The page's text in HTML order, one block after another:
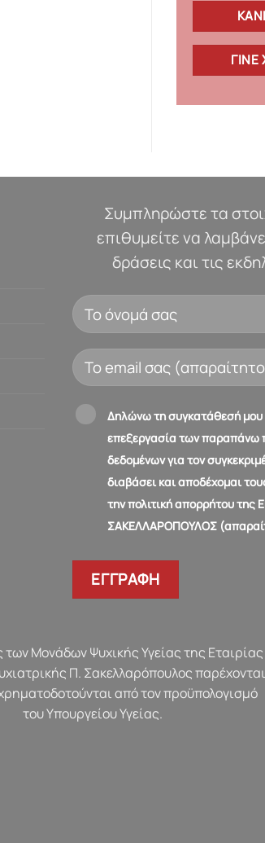
Συμπληρώστε τα
επιθυμείτε να
δράσεις και τις
Δηλώνω τη συγκατάθεσή μου
επεξεργασία των παραπάνω
δεδομένων για τον
διαβάσει και αποδέχομαι
την πολιτική απορρήτου της
ΣΑΚΕΛΛΑΡΟΠΟΥΛΟΣ
των Μονάδων Ψυχικής Υγείας της Εταιρίας
Π. Σακελλαρόπουλος παρέχονται
από τον προϋπολογισμό
του Υπουργείου Υγείας.